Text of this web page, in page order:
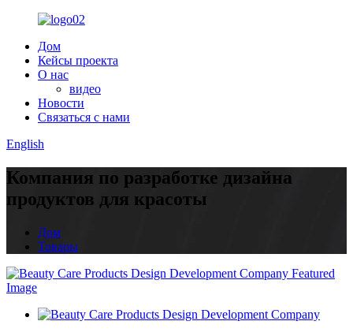
Дом
Кейсы проекта
О нас
видео
Новости
Связаться с нами
English
Компания по разработке дизайна
продуктов для красоты
Дом
Товары